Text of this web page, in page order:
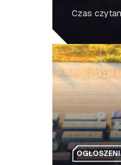
Czas
6 strategii